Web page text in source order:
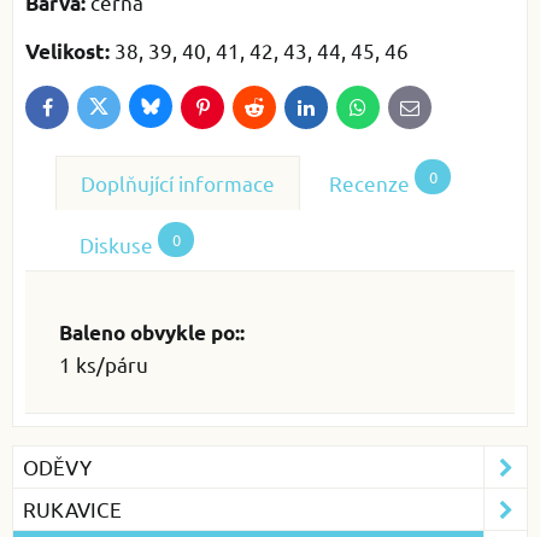
Velikost: 38, 39, 40, 41, 42, 43, 44, 45, 46
FacebookTwitterBlueskyPinterestReddit LinkedInWhatsApp
E-
mail
Doplňující informace Recenze 0
Diskuse 0
Baleno obvykle po::
1 ks/páru
ODĚVY
RUKAVICE